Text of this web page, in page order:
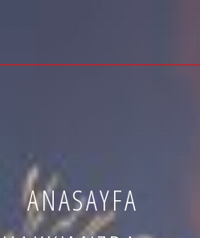
ANASAYFA